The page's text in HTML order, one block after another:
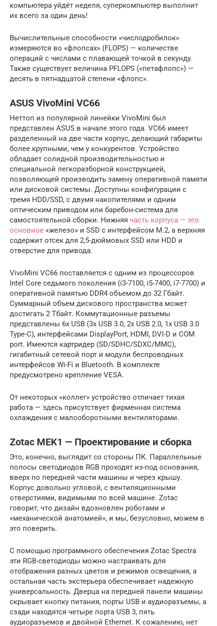
компьютера уйдёт неделя, суперкомпьютер выполнит
их всего за один день!
Вычислительные способности «числодробилок»
измеряются во «флопсах» (FLOPS) — количестве
операций с числами с плавающей точкой в секунду.
Также существует величина PFLOPS («петафлопс») —
десять в пятнадцатой степени «флопс».
ASUS VivoMini VC66
Неттоп из популярной линейки VivoMini был
представлен ASUS в начале этого года. VC66 имеет
разделенный на две части корпус, делающий габариты
более крупными, чем у конкурентов. Устройство
обладает солидной производительностью и
специальной легкоразборной конструкцией,
позволяющей производить замену оперативной памяти
или дисковой системы. Доступны конфигурации с
тремя HDD/SSD, с двумя накопителями и одним
оптическим приводом или баребон-система для
самостоятельной сборки. Нижняя часть корпуса — это
основное «железо» и SSD с интерфейсом M.2, а верхняя
содержит отсек для 2,5-дюймовых SSD или HDD и
отверстие для привода.
VivoMini VC66 поставляется с одним из процессоров
Intel Core седьмого поколения (i3-7100, i5-7400, i7-7700) и
оперативной памятью DDR4 объемом до 32 Гбайт.
Суммарный объем дискового пространства может
достигать 2 Тбайт. Коммутационные разъемы
представлены 6х USB (3х USB 3.0, 2х USB 2.0, 1х USB 3.0
Type-C), интерфейсами DisplayPort, HDMI, DVI-D и COM
port. Имеются картридер (SD/SDHC/SDXC/MMC),
гигабитный сетевой порт и модули беспроводных
интерфейсов Wi-Fi и Bluetooth. В комплекте
предусмотрено крепление VESA.
От некоторых «коллег» устройство отличает тихая
работа — здесь присутствует фирменная система
охлаждения с малооборотными вентиляторами.
Zotac MEK1 — Проектирование и сборка
Это, конечно, выглядит со стороны ПК. Параллельные
полосы светодиодов RGB проходят из-под основания,
вверх по передней части машины и через крышу.
Корпус довольно угловой, с вентиляционными
отверстиями, видимыми по всей машине. Zotac
говорит, что дизайн вдохновлен роботами и
«механической анатомией», и мы, безусловно, можем в
это поверить.
С помощью программного обеспечения Zotac Spectra
эти RGB-светодиоды можно настраивать для
отображения разных цветов и режимов освещения, а
остальная часть экстерьера обеспечивает надежную
универсальность. Дверца на передней панели машины
скрывает кнопку питания, порты USB и аудиоразъемы, а
сзади находятся четыре порта USB 3, пять
аудиоразъемов и двойной Ethernet. К сожалению, нет